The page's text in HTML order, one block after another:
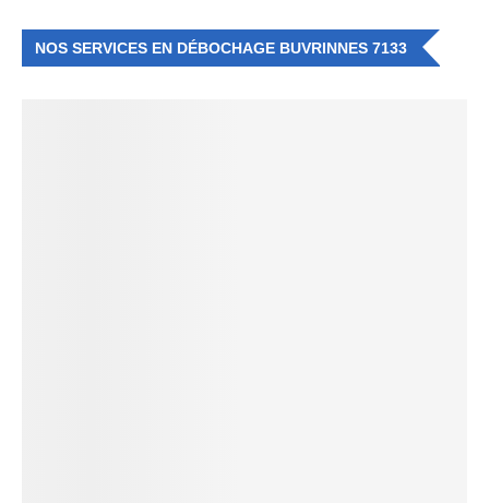
NOS SERVICES EN DÉBOCHAGE BUVRINNES 7133